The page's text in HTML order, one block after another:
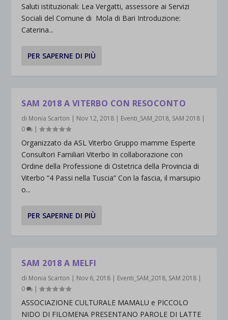
Saluti istituzionali: Lea Vergatti, assessore ai Servizi
Sociali del Comune di Mola di Bari Introduzione:
Caterina...
PER SAPERNE DI PIÙ
SAM 2018 A VITERBO CON RESOCONTO
di Monia Scarton | Nov 12, 2018 | Eventi_SAM_2018, SAM 2018 |
0
|
Organizzato da ASL Viterbo Gruppo mamme Esperte
Consultori Familiari Viterbo In collaborazione con
Ordine della Professione di Ostetrica della Provincia di
Viterbo “4 Passi nella Tuscia” Con la fascia, il marsupio
o...
PER SAPERNE DI PIÙ
SAM 2018 A MELFI
di Monia Scarton | Nov 6, 2018 | Eventi_SAM_2018, SAM 2018 |
0
|
ASSOCIAZIONE CULTURALE MAMALU e PICCOLO
NIDO DI FILOMENA PRESENTANO PAROLE DI LATTE